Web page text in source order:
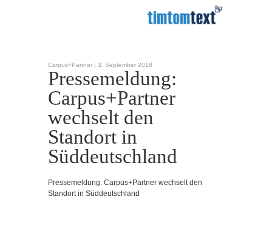
Carpus+Partner | 3. September 2018
Pressemeldung:
Carpus+Partner
wechselt den
Standort in
Süddeutschland
Pressemeldung: Carpus+Partner wechselt den
Standort in Süddeutschland